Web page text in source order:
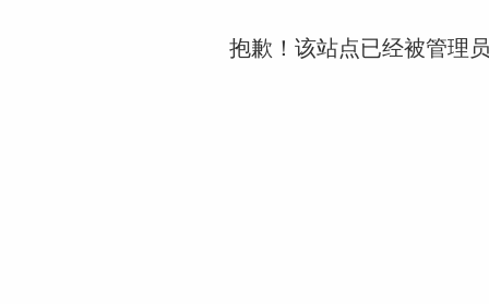
抱歉！该站点已经被管理